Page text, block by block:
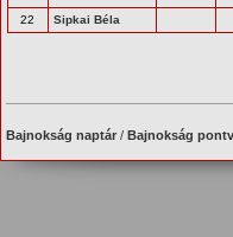
22
Sipkai Béla
Bajnokság naptár /Bajnokság